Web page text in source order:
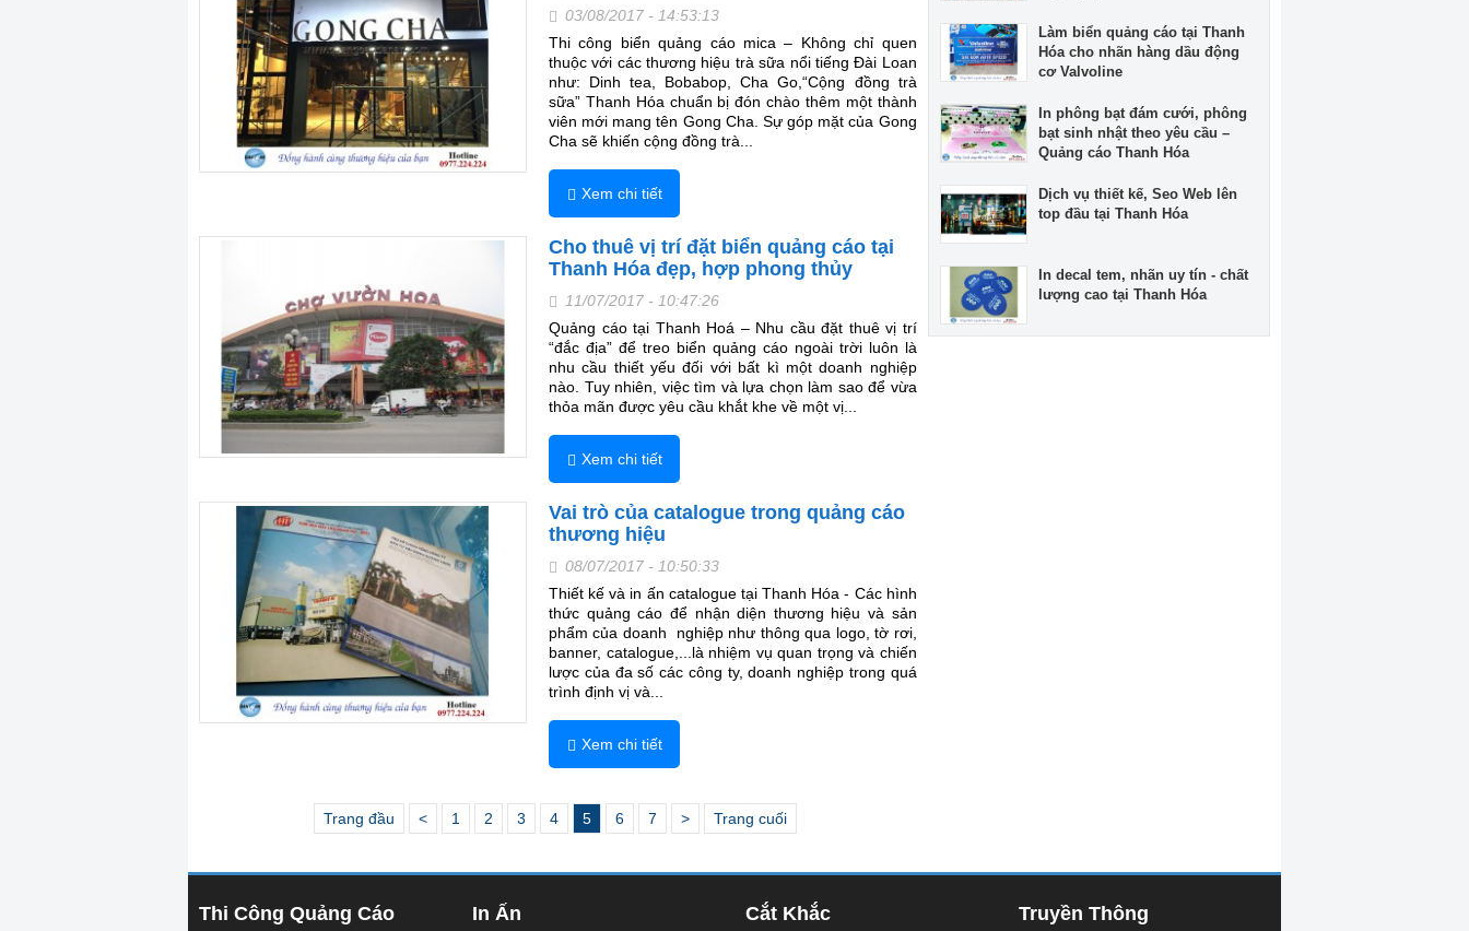
03/08/2017 - 14:53:13
Thi công biển quảng cáo mica – Không chỉ quen
thuộc với các thương hiệu trà sữa nổi tiếng Đài Loan
như: Dinh tea, Bobabop, Cha Go,“Cộng đồng trà
sữa” Thanh Hóa chuẩn bị đón chào thêm một thành
viên mới mang tên Gong Cha. Sự góp mặt của Gong
Cha sẽ khiến cộng đồng trà...
Xem chi tiết
Cho thuê vị trí đặt biển quảng cáo tại
Thanh Hóa đẹp, hợp phong thủy
11/07/2017 - 10:47:26
Quảng cáo tại Thanh Hoá – Nhu cầu đặt thuê vị trí
“đắc địa” để treo biển quảng cáo ngoài trời luôn là
nhu cầu thiết yếu đối với bất kì một doanh nghiệp
nào. Tuy nhiên, việc tìm và lựa chọn làm sao để vừa
thỏa mãn được yêu cầu khắt khe về một vị...
Xem chi tiết
Vai trò của catalogue trong quảng cáo
thương hiệu
08/07/2017 - 10:50:33
Thiết kế và in ấn catalogue tại Thanh Hóa - Các hình
thức quảng cáo để nhận diện thương hiệu và sản
phẩm của doanh nghiệp như thông qua logo, tờ rơi,
banner, catalogue,...là nhiệm vụ quan trọng và chiến
lược của đa số các công ty, doanh nghiệp trong quá
trình định vị và...
Xem chi tiết
Trang đầu < 1 2 3 4 5 6 7 > Trang cuối
Làm biển quảng cáo tại Thanh
Hóa cho nhãn hàng dầu động
cơ Valvoline
In phông bạt đám cưới, phông
bạt sinh nhật theo yêu cầu –
Quảng cáo Thanh Hóa
Dịch vụ thiết kế, Seo Web lên
top đầu tại Thanh Hóa
In decal tem, nhãn uy tín - chất
lượng cao tại Thanh Hóa
Thi Công Quảng Cáo In Ấn Cắt Khắc Truyền Thông